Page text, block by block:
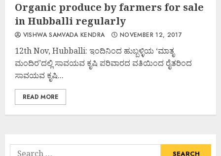
Organic produce by farmers for sale
in Hubballi regularly
VISHWA SAMVADA KENDRA NOVEMBER 12, 2017
12th Nov, Hubballi: ಇಂದಿನಿಂದ ಹುಬ್ಬಳ್ಳಿಯ ‘ಮಾತೃ
ಮಂದಿರ’ದಲ್ಲಿ ಸಾವಯವ ಕೃಷಿ ಪರಿವಾರದ ವತಿಯಿಂದ ರೈತರಿಂದ
ಸಾವಯವ ಕೃಷಿ...
READ MORE
Search